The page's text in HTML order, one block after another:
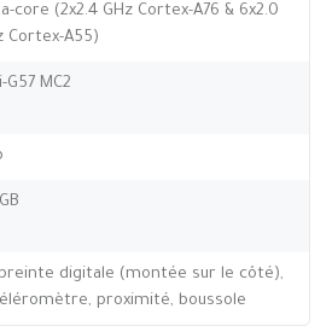
core (2x2.4 GHz Cortex-A76 & 6x2.0
Cortex-A55)
G57 MC2
digitale (montée sur le côté),
proximité, boussole